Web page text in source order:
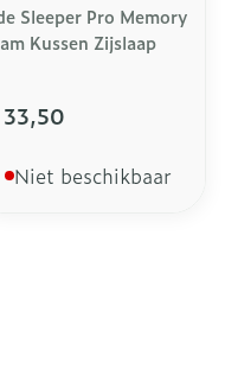
Sleeper Pro Memory
Kussen Zijslaap
Niet beschikbaar